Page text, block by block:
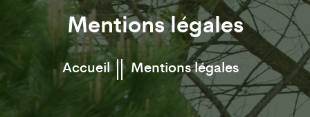
Mentions légales
Accueil Mentions légales